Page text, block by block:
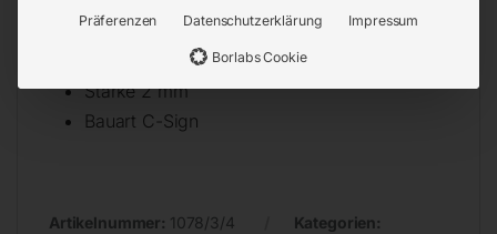
Farbe rot/weiß/gelb/grün
Seitenlänge 700 mm
Stärke 2 mm
Bauart C-Sign
Artikelnummer: 1078/3/4
Kategorien:
Präferenzen Datenschutzerklärung Impressum
Borlabs Cookie